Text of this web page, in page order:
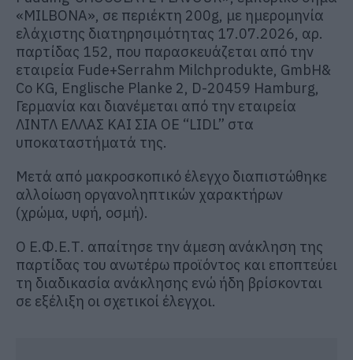
«MILBONA», σε περιέκτη 200g, με ημερομηνία
ελάχιστης διατηρησιμότητας 17.07.2026, αρ.
παρτίδας 152, που παρασκευάζεται από την
εταιρεία Fude+Serrahm Milchprodukte, GmbH&
Co KG, Englische Planke 2, D-20459 Hamburg,
Γερμανία και διανέμεται από την εταιρεία
ΛΙΝΤΛ ΕΛΛΑΣ ΚΑΙ ΣΙΑ ΟΕ “LIDL” στα
υποκαταστήματά της.
Μετά από μακροσκοπικό έλεγχο διαπιστώθηκε
αλλοίωση οργανοληπτικών χαρακτήρων
(χρώμα, υφή, οσμή).
Ο Ε.Φ.Ε.Τ. απαίτησε την άμεση ανάκληση της
παρτίδας του ανωτέρω προϊόντος και εποπτεύει
τη διαδικασία ανάκλησης ενώ ήδη βρίσκονται
σε εξέλιξη οι σχετικοί έλεγχοι.